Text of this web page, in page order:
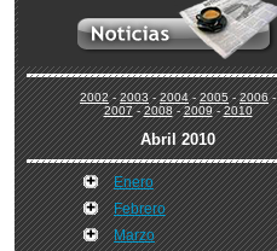
2002-2003-2004-2005-2006-
2007-2008-2009-2010
Abril 2010
Enero
Febrero
Marzo